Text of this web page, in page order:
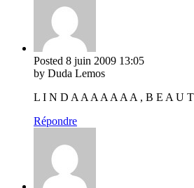
Posted 8 juin 2009 13:05
by Duda Lemos
L I N D A A A A A A A , B E A U
Répondre